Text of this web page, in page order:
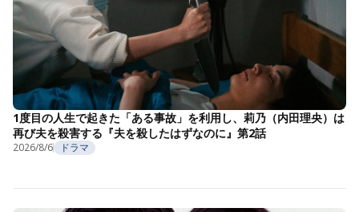
1度目の人生で起きた「ある事故」を利用し、莉乃（内田理央）は
再び夫を殺害する『夫を殺したはずなのに』第2話
2026/8/6 ドラマ